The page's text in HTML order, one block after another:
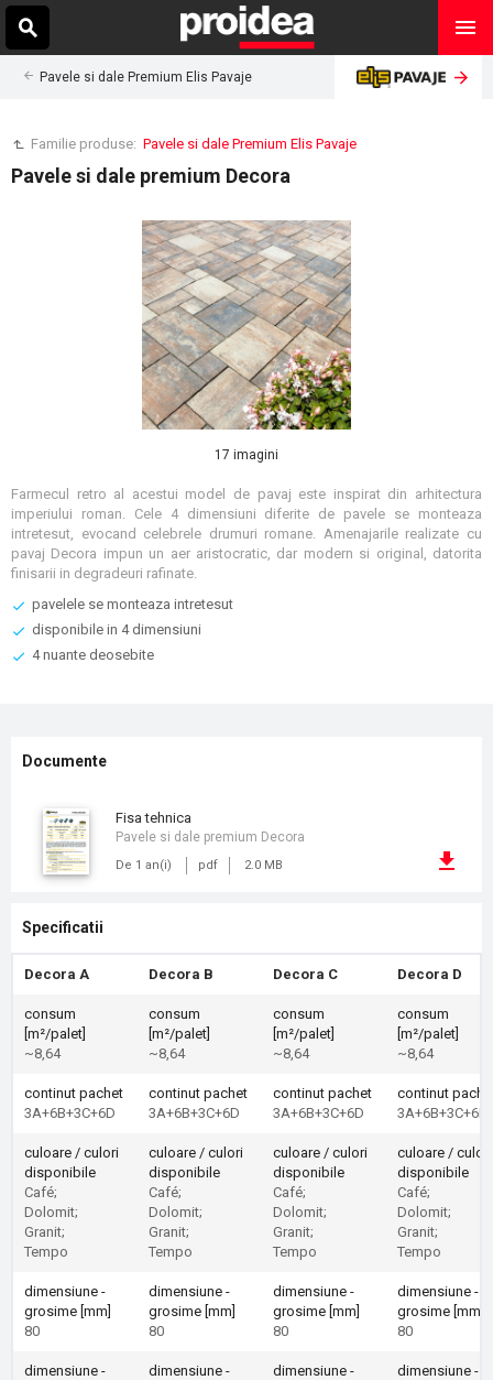
Pavele si dale Premium Elis Pavaje
Familie produse: Pavele si dale Premium Elis Pavaje
Pavele si dale premium Decora
17 imagini
Farmecul retro al acestui model de pavaj este inspirat din arhitectura
imperiului roman. Cele 4 dimensiuni diferite de pavele se monteaza
intretesut, evocand celebrele drumuri romane. Amenajarile realizate cu
pavaj Decora impun un aer aristocratic, dar modern si original, datorita
finisarii in degradeuri rafinate.
pavelele se monteaza intretesut
disponibile in 4 dimensiuni
4 nuante deosebite
Documente
fisa tehnica
De 1 an(i) pdf 2.0 MB
Pavele si dale premium Decora
Specificatii
Decora A Decora B Decora C Decora D
consum
[m²/palet]
~8,64
consum
[m²/palet]
~8,64
consum
[m²/palet]
~8,64
consum
[m²/palet]
~8,64
continut pachet
3A+6B+3C+6D
continut pachet
3A+6B+3C+6D
continut pachet
3A+6B+3C+6D
continut
3A+6B+3C+6D
culoare / culori
disponibile
Café;
Dolomit;
Granit;
Tempo
culoare / culori
disponibile
Café;
Dolomit;
Granit;
Tempo
culoare / culori
disponibile
Café;
Dolomit;
Granit;
Tempo
culoare / culori
disponibile
Café;
Dolomit;
Granit;
Tempo
dimensiune -
grosime [mm]
80
dimensiune -
grosime [mm]
80
dimensiune -
grosime [mm]
80
dimensiune -
grosime [mm]
80
dimensiune -
dimensiune -
dimensiune -
dimensiune -